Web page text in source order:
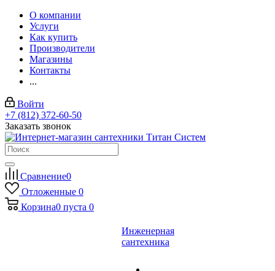
О компании
Услуги
Как купить
Производители
Магазины
Контакты
...
Войти
+7 (812) 372-60-50
Заказать звонок
Сравнение0
Отложенные 0
Корзина0 пуста 0
Инженерная
сантехника